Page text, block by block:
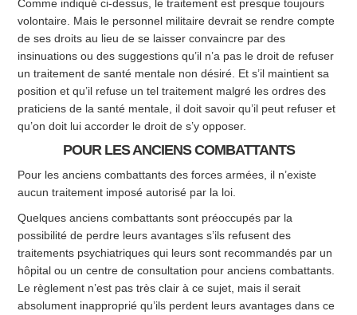
Comme indiqué ci-dessus, le traitement est presque toujours
volontaire. Mais le personnel militaire devrait se rendre compte
de ses droits au lieu de se laisser convaincre par des
insinuations ou des suggestions qu’il n’a pas le droit de refuser
un traitement de santé mentale non désiré. Et s’il maintient sa
position et qu’il refuse un tel traitement malgré les ordres des
praticiens de la santé mentale, il doit savoir qu’il peut refuser et
qu’on doit lui accorder le droit de s’y opposer.
POUR LES ANCIENS COMBATTANTS
Pour les anciens combattants des forces armées, il n’existe
aucun traitement imposé autorisé par la loi.
Quelques anciens combattants sont préoccupés par la
possibilité de perdre leurs avantages s’ils refusent des
traitements psychiatriques qui leurs sont recommandés par un
hôpital ou un centre de consultation pour anciens combattants.
Le règlement n’est pas très clair à ce sujet, mais il serait
absolument inapproprié qu’ils perdent leurs avantages dans ce